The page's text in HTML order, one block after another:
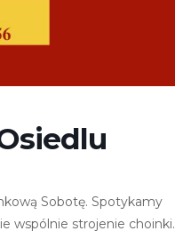
Sobotę. Spotykamy
wspólnie strojenie choinki.